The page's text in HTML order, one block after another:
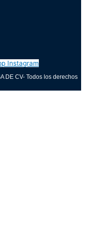
Instagram
DE CV- Todos los derechos